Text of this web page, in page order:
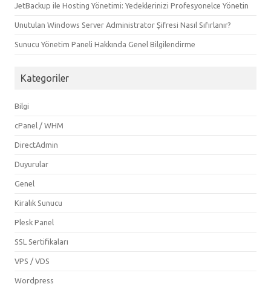
JetBackup ile Hosting Yönetimi: Yedeklerinizi Profesyonelce Yönetin
Unutulan Windows Server Administrator Şifresi Nasıl Sıfırlanır?
Sunucu Yönetim Paneli Hakkında Genel Bilgilendirme
Kategoriler
Bilgi
cPanel / WHM
DirectAdmin
Duyurular
Genel
Kiralık Sunucu
Plesk Panel
SSL Sertifikaları
VPS / VDS
Wordpress